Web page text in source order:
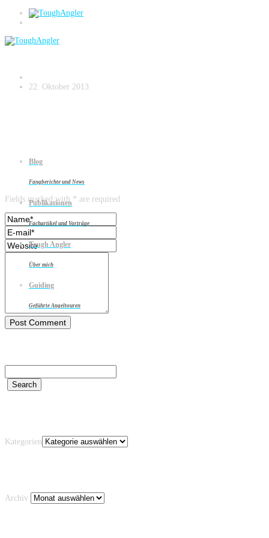
Blog
Fangberichte und News
Publikationen
Fachartikel und Vorträge
Tough Angler
Über mich
Guiding
Geführte Angeltouren
Schärenhecht
22. Oktober 2013
Leave a reply
Fields marked with * are required
Kategorien
Archiv